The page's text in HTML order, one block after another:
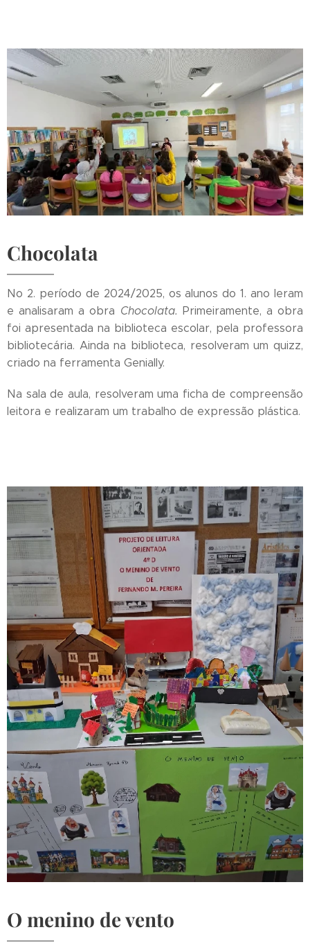
Chocolata
No 2. período de 2024/2025, os alunos do 1. ano leram
e analisaram a obra Chocolata. Primeiramente, a obra
foi apresentada na biblioteca escolar, pela professora
bibliotecária. Ainda na biblioteca, resolveram um quizz,
criado na ferramenta Genially.
Na sala de aula, resolveram uma ficha de compreensão
leitora e realizaram um trabalho de expressão plástica.
O menino de vento